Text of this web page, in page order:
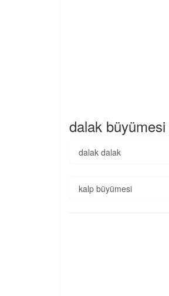
dalak
dalak dalak
kalp büyümesi